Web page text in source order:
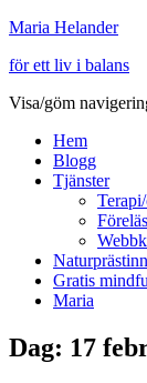
Maria Helander
för ett liv i balans
Visa/göm
Hem
Blogg
Tjänster
Gratis
Maria
Dag: 17